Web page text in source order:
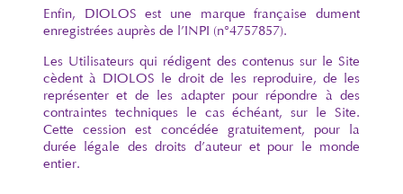
Enfin, DIOLOS est une marque française dument
enregistrées auprès de l’INPI (n°4757857).
Les Utilisateurs qui rédigent des contenus sur le Site
cèdent à DIOLOS le droit de les reproduire, de les
représenter et de les adapter pour répondre à des
contraintes techniques le cas échéant, sur le Site.
Cette cession est concédée gratuitement, pour la
durée légale des droits d’auteur et pour le monde
entier.